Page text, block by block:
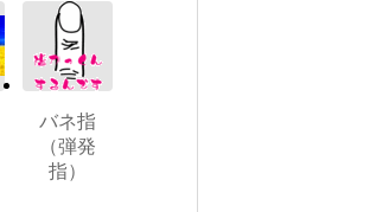
バネ指
（弾発
指）